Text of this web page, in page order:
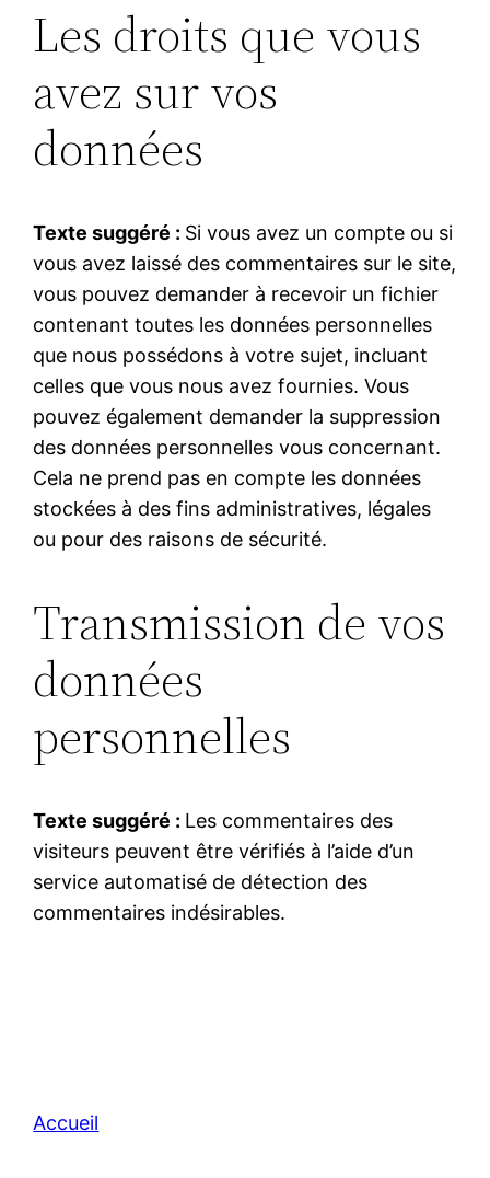
Les droits que vous
avez sur vos
données
Texte suggéré : Si vous avez un compte ou si
vous avez laissé des commentaires sur le site,
vous pouvez demander à recevoir un fichier
contenant toutes les données personnelles
que nous possédons à votre sujet, incluant
celles que vous nous avez fournies. Vous
pouvez également demander la suppression
des données personnelles vous concernant.
Cela ne prend pas en compte les données
stockées à des fins administratives, légales
ou pour des raisons de sécurité.
Transmission de vos
données
personnelles
Texte suggéré : Les commentaires des
visiteurs peuvent être vérifiés à l’aide d’un
service automatisé de détection des
commentaires indésirables.
Accueil